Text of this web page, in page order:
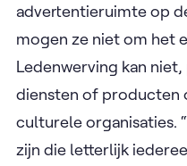
advertentieruimte op
mogen ze niet om het
Ledenwerving kan
diensten of producten
culturele organisaties.
zijn die letterlijk